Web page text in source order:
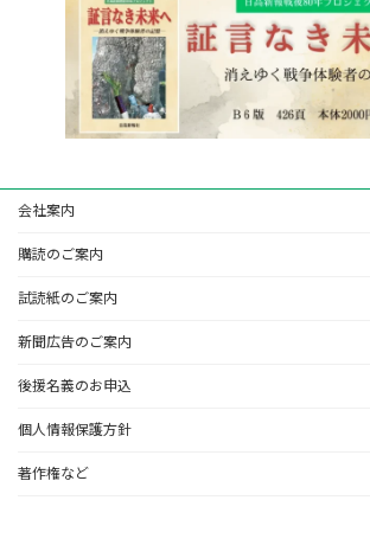
会社案内
購読のご案内
試読紙のご案内
新聞広告のご案内
後援名義のお申込
個人情報保護方針
著作権など